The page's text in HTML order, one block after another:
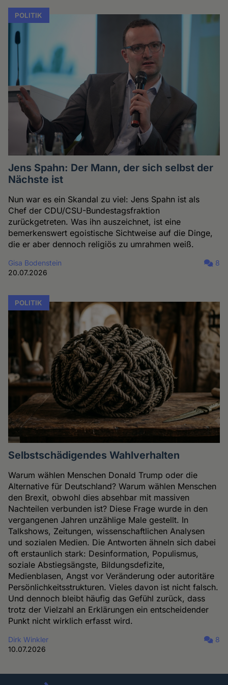
POLITIK
Jens Spahn: Der Mann, der sich selbst der
Nächste ist
Nun war es ein Skandal zu viel: Jens Spahn ist als
Chef der CDU/CSU-Bundestagsfraktion
zurückgetreten. Was ihn auszeichnet, ist eine
bemerkenswert egoistische Sichtweise auf die Dinge,
die er aber dennoch religiös zu umrahmen weiß.
Gisa Bodenstein
20.07.2026
8
POLITIK
Selbstschädigendes Wahlverhalten
Warum wählen Menschen Donald Trump oder die
Alternative für Deutschland? Warum wählen Menschen
den Brexit, obwohl dies absehbar mit massiven
Nachteilen verbunden ist? Diese Frage wurde in den
vergangenen Jahren unzählige Male gestellt. In
Talkshows, Zeitungen, wissenschaftlichen Analysen
und sozialen Medien. Die Antworten ähneln sich dabei
oft erstaunlich stark: Desinformation, Populismus,
soziale Abstiegsängste, Bildungsdefizite,
Medienblasen, Angst vor Veränderung oder autoritäre
Persönlichkeitsstrukturen. Vieles davon ist nicht falsch.
Und dennoch bleibt häufig das Gefühl zurück, dass
trotz der Vielzahl an Erklärungen ein entscheidender
Punkt nicht wirklich erfasst wird.
Dirk Winkler
10.07.2026
8